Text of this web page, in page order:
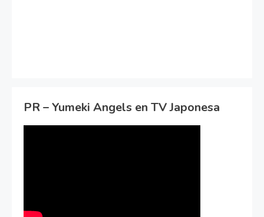
PR – Yumeki Angels en TV Japonesa